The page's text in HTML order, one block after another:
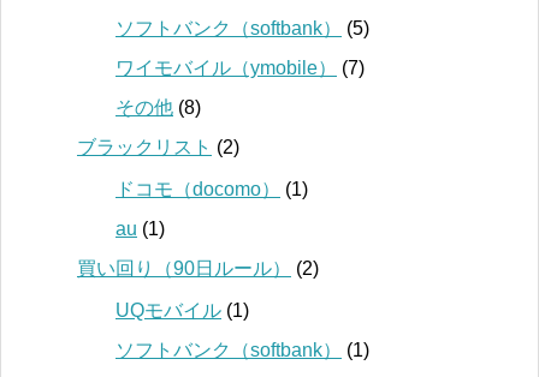
ソフトバンク（softbank）
(5)
ワイモバイル（ymobile）
(7)
その他 (8)
ブラックリスト (2)
ドコモ（docomo）
(1)
au (1)
買い回り（90日ルール）
(2)
UQモバイル (1)
ソフトバンク（softbank）
(1)